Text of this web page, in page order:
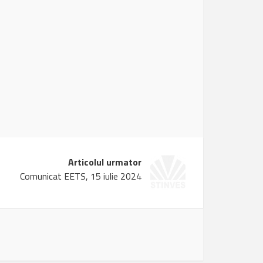
Articolul urmator
Comunicat EETS, 15 iulie 2024